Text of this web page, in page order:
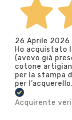
26 Aprile 2026
Ho acquistato
(avevo già
cotone
per la stampa
per
Acquirente